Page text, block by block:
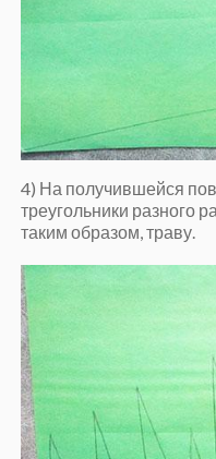
4) На получившейся
треугольники разного
таким образом, траву.